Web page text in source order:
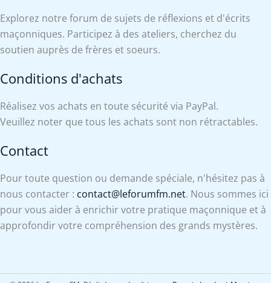
Explorez notre forum de sujets de réflexions et d'écrits
maçonniques. Participez à des ateliers, cherchez du
soutien auprès de frères et soeurs.
Conditions d'achats
Réalisez vos achats en toute sécurité via PayPal.
Veuillez noter que tous les achats sont non rétractables.
Contact
Pour toute question ou demande spéciale, n'hésitez pas à
nous contacter : contact@leforumfm.net. Nous sommes ici
pour vous aider à enrichir votre pratique maçonnique et à
approfondir votre compréhension des grands mystères.